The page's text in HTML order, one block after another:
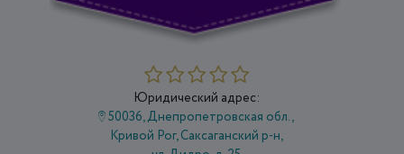
Юридический адрес:
50036, Днепропетровская обл.,
Кривой Рог, Саксаганский р-н,